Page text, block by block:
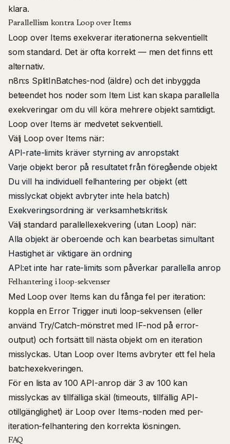
klara.
Parallellism kontra Loop over Items
Loop over Items exekverar iterationerna sekventiellt
som standard. Det är ofta korrekt — men det finns ett
alternativ.
n8n:s SplitInBatches-nod (äldre) och det inbyggda
beteendet hos noder som Item List kan skapa parallella
exekveringar om du vill köra mehrere objekt samtidigt.
Loop over Items är medvetet sekventiell.
Välj Loop over Items när:
API-rate-limits kräver styrning av anropstakt
Varje objekt beror på resultatet från föregående objekt
Du vill ha individuell felhantering per objekt (ett
misslyckat objekt avbryter inte hela batch)
Exekveringsordning är verksamhetskritisk
Välj standard parallellexekvering (utan Loop) när:
Alla objekt är oberoende och kan bearbetas simultant
Hastighet är viktigare än ordning
API:et inte har rate-limits som påverkar parallella anrop
Felhantering i loop-sekvenser
Med Loop over Items kan du fånga fel per iteration:
koppla en Error Trigger inuti loop-sekvensen (eller
använd Try/Catch-mönstret med IF-nod på error-
output) och fortsätt till nästa objekt om en iteration
misslyckas. Utan Loop over Items avbryter ett fel hela
batchexekveringen.
För en lista av 100 API-anrop där 3 av 100 kan
misslyckas av tillfälliga skäl (timeouts, tillfällig API-
otillgänglighet) är Loop over Items-noden med per-
iteration-felhantering den korrekta lösningen.
FAQ